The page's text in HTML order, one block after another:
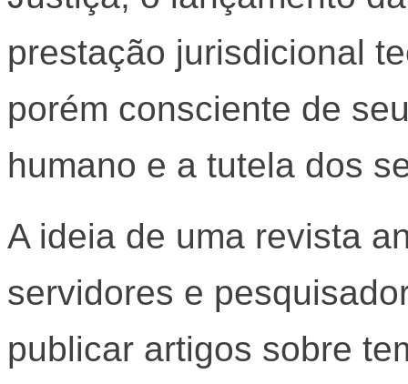
prestação jurisdicional
porém consciente de
humano e a tutela dos
A ideia de uma revista
servidores e
publicar artigos sobre